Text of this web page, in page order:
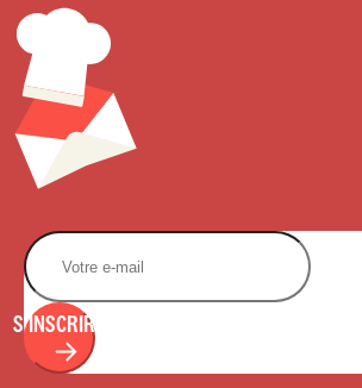
S'INSCRIRE